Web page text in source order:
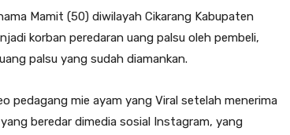
Mamit (50) diwilayah Cikarang Kabupaten
korban peredaran uang palsu oleh pembeli,
palsu yang sudah diamankan.
pedagang mie ayam yang Viral setelah menerima
beredar dimedia sosial Instagram, yang